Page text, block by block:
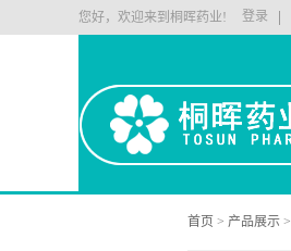
您好，欢迎来到桐晖药业! 登录
首页 > 产品展示 >